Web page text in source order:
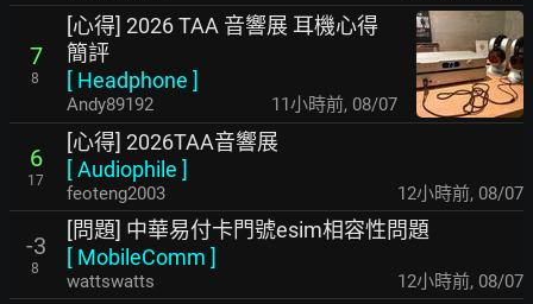
7
8
[心得] 2026 TAA 音響展 耳機心得
簡評
[ Headphone ]
Andy89192 11小時前, 08/07
6
17
[心得] 2026TAA音響展
[Audiophile ]
feoteng2003 12小時前, 08/07
-3
8
[問題] 中華易付卡門號esim相容性問題
[ MobileComm ]
wattswatts 12小時前, 08/07